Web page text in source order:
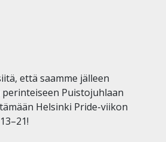
että saamme jälleen
Puistojuhlaan
Helsinki Pride-viikon